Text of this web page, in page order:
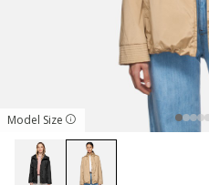
Model Size